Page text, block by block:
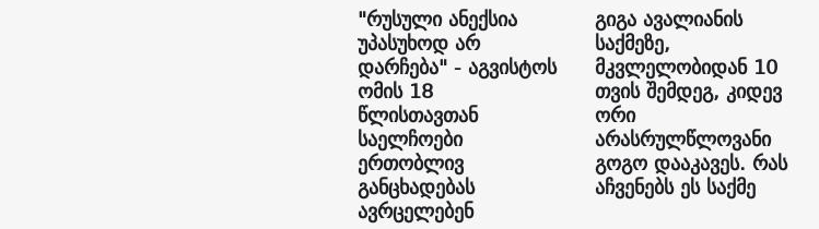
"რუსული ანექსია
უპასუხოდ არ
დარჩება" - აგვისტოს
ომის 18
წლისთავთან
საელჩოები
ერთობლივ
განცხადებას
ავრცელებენ
გიგა ავალიანის
საქმეზე,
მკვლელობიდან 10
თვის შემდეგ, კიდევ
ორი
არასრულწლოვანი
გოგო დააკავეს. რას
აჩვენებს ეს საქმე